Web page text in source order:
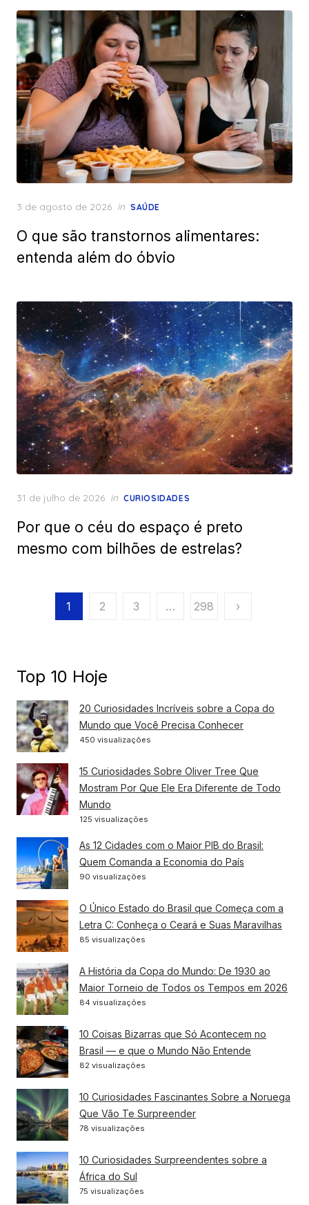
Posted
3 de agosto de 2026 in SAÚDE
O que são transtornos alimentares:
entenda além do óbvio
Posted
31 de julho de 2026 in CURIOSIDADES
Por que o céu do espaço é preto
mesmo com bilhões de estrelas?
Paginação
1 2 3 … 298 ›
Top 10 Hoje
20 Curiosidades Incríveis sobre a Copa do
Mundo que Você Precisa Conhecer
450 visualizações
15 Curiosidades Sobre Oliver Tree Que
Mostram Por Que Ele Era Diferente de Todo
Mundo
125 visualizações
As 12 Cidades com o Maior PIB do Brasil:
Quem Comanda a Economia do País
90 visualizações
O Único Estado do Brasil que Começa com a
Letra C: Conheça o Ceará e Suas Maravilhas
85 visualizações
A História da Copa do Mundo: De 1930 ao
Maior Torneio de Todos os Tempos em 2026
84 visualizações
10 Coisas Bizarras que Só Acontecem no
Brasil — e que o Mundo Não Entende
82 visualizações
10 Curiosidades Fascinantes Sobre a Noruega
Que Vão Te Surpreender
78 visualizações
10 Curiosidades Surpreendentes sobre a
África do Sul
75 visualizações